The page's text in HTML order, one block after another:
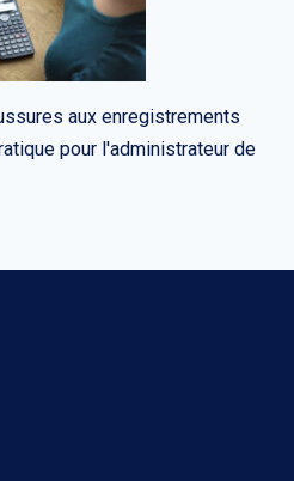
aux enregistrements
pour l'administrateur de